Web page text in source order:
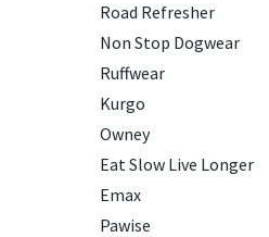
Road Refresher
Non Stop Dogwear
Ruffwear
Kurgo
Owney
Eat Slow Live Longer
Emax
Pawise